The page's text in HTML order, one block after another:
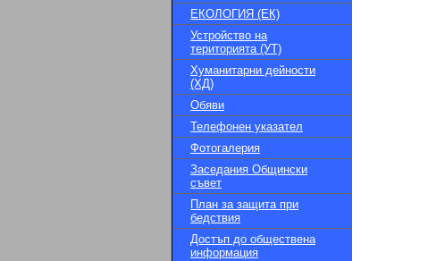
ЕКОЛОГИЯ (ЕК)
Устройство на
територията (УТ)
Хуманитарни дейности
(ХД)
Обяви
Телефонен указател
Фотогалерия
Заседания Общински
съвет
План за защита при
бедствия
Достъп до обществена
информация